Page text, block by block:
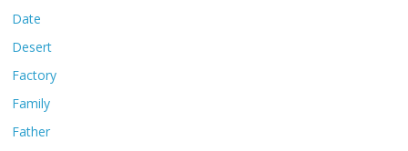
Date
Desert
Factory
Family
Father